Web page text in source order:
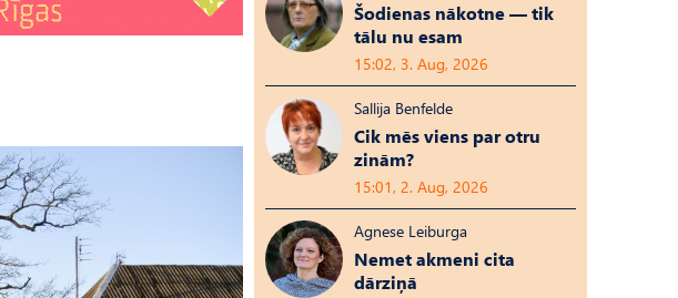
Šodienas nākotne — tik
tālu nu esam
15:02, 3. Aug, 2026
Sallija Benfelde
Cik mēs viens par otru
zinām?
15:01, 2. Aug, 2026
Agnese Leiburga
Nemet akmeni cita
dārziņā